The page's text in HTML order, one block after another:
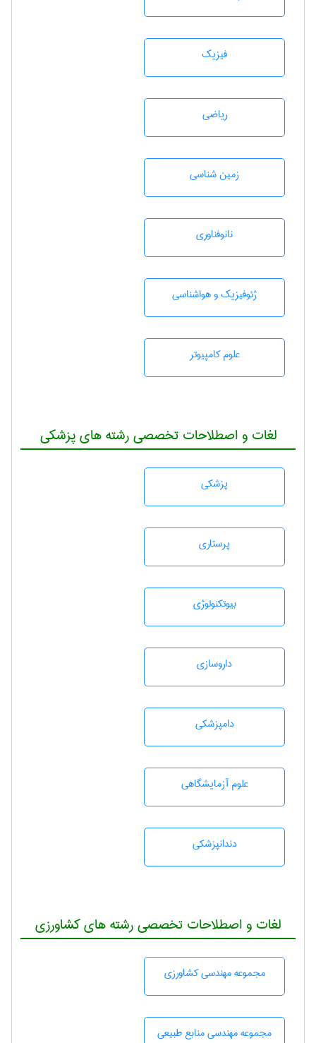
فیزیک
رياضی
زمين شناسی
نانوفناوری
ژئوفيزيك و هواشناسی
علوم کامپیوتر
لغات و اصطلاحات تخصصی رشته های پزشکی
پزشكی
پرستاری
بيوتكنولوژی
داروسازی
دامپزشكی
علوم آزمايشگاهی
دندانپزشكی
لغات و اصطلاحات تخصصی رشته های کشاورزی
مجموعه مهندسی كشاورزی
مجموعه مهندسی منابع طبيعی